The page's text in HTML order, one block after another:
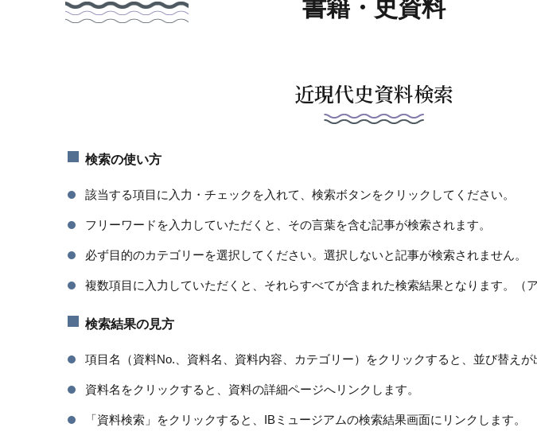
書籍・史資料
近現代史資料検索
検索の使い方
該当する項目に入力・チェックを入れて、検索ボタンをクリックしてください。
フリーワードを入力していただくと、その言葉を含む記事が検索されます。
必ず目的のカテゴリーを選択してください。選択しないと記事が検索されません。
複数項目に入力していただくと、それらすべてが含まれた検索結果となります。（ア
検索結果の見方
項目名（資料No.、資料名、資料内容、カテゴリー）をクリックすると、並び替えが
資料名をクリックすると、資料の詳細ページへリンクします。
「資料検索」をクリックすると、IBミュージアムの検索結果画面にリンクします。